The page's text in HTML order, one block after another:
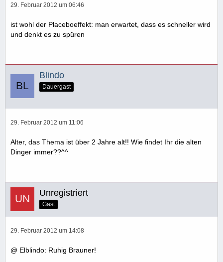
29. Februar 2012 um 06:46
ist wohl der Placeboeffekt: man erwartet, dass es schneller wird
und denkt es zu spüren
Blindo
Dauergast
29. Februar 2012 um 11:06
Alter, das Thema ist über 2 Jahre alt!! Wie findet Ihr die alten
Dinger immer??^^
Unregistriert
Gast
29. Februar 2012 um 14:08
@ Elblindo: Ruhig Brauner!